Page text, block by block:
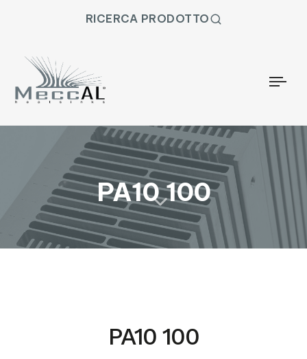
RICERCA PRODOTTO
PA10 100
PA10 100